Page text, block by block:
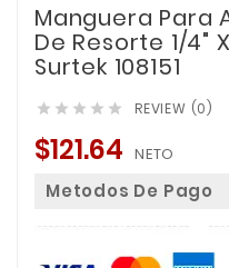
Manguera Para
De Resorte 1/4"
Surtek 108151
     REVIEW (0)
$121.64 NETO
Metodos De Pago